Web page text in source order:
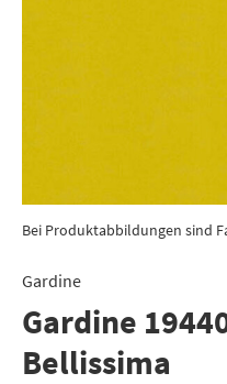
Bei Produktabbildungen sind
Gardine
Gardine
Bellissima